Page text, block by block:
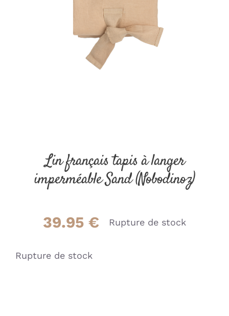
Lin français tapis à langer
imperméable Sand (Nobodinoz)
39.95€ Rupture de stock
Rupture de stock